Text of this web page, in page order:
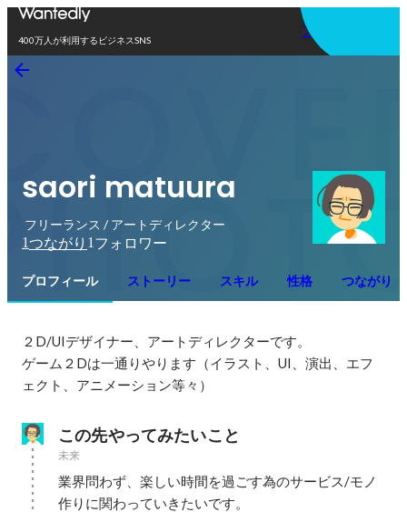
400万人が利用するビジネスSNS
アプリを使う
saori matuura
フリーランス / アートディレクター
1つながり 1 フォロワー
プロフィール ストーリー スキル 性格 つながり
２D/UIデザイナー、アートディレクターです。
ゲーム２Dは一通りやります（イラスト、UI、演出、エフ
ェクト、アニメーション等々）
この先やってみたいこと
未来
業界問わず、楽しい時間を過ごす為のサービス/モノ
作りに関わっていきたいです。